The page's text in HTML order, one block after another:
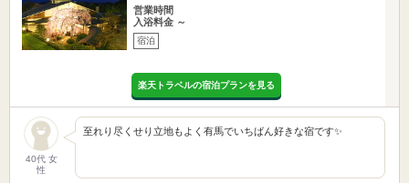
営業時間
入浴料金 ～
宿泊
楽天トラベルの宿泊プランを見る
40代 女
性
至れり尽くせり立地もよく有馬でいちばん好きな宿です✨